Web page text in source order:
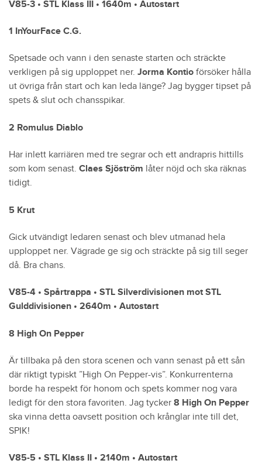
V85-3 • STL Klass III • 1640m • Autostart
1 InYourFace C.G.
Spetsade och vann i den senaste starten och sträckte
verkligen på sig upploppet ner. Jorma Kontio försöker hålla
ut övriga från start och kan leda länge? Jag bygger tipset på
spets & slut och chansspikar.
2 Romulus Diablo
Har inlett karriären med tre segrar och ett andrapris hittills
som kom senast. Claes Sjöström låter nöjd och ska räknas
tidigt.
5 Krut
Gick utvändigt ledaren senast och blev utmanad hela
upploppet ner. Vägrade ge sig och sträckte på sig till seger
då. Bra chans.
V85-4 • Spårtrappa • STL Silverdivisionen mot STL
Gulddivisionen • 2640m • Autostart
8 High On Pepper
Är tillbaka på den stora scenen och vann senast på ett sån
där riktigt typiskt ”High On Pepper-vis”. Konkurrenterna
borde ha respekt för honom och spets kommer nog vara
ledigt för den stora favoriten. Jag tycker 8 High On Pepper
ska vinna detta oavsett position och krånglar inte till det,
SPIK!
V85-5 • STL Klass II • 2140m • Autostart